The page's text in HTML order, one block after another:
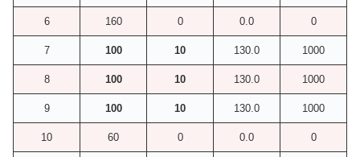
6 160 0 0.0 0
7 100 10 130.0 1000
8 100 10 130.0 1000
9 100 10 130.0 1000
10 60 0 0.0 0